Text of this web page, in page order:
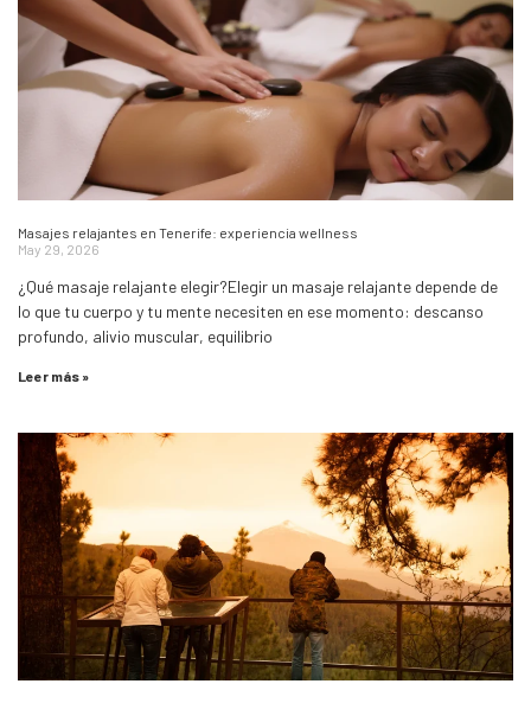
Masajes relajantes en Tenerife: experiencia wellness
May 29, 2026
¿Qué masaje relajante elegir?Elegir un masaje relajante depende de
lo que tu cuerpo y tu mente necesiten en ese momento: descanso
profundo, alivio muscular, equilibrio
Leer más »